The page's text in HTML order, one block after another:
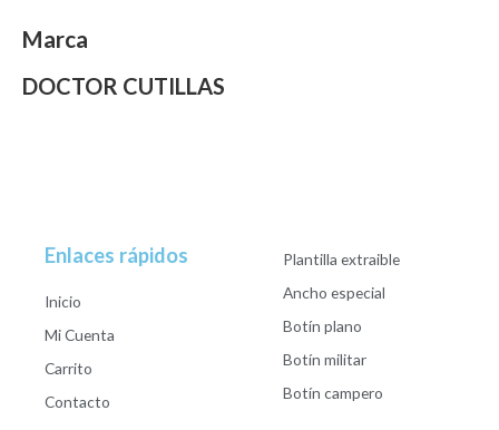
Marca
DOCTOR CUTILLAS
Enlaces rápidos
Inicio
Mi Cuenta
Carrito
Contacto
Plantilla extraible
Ancho especial
Botín plano
Botín militar
Botín campero